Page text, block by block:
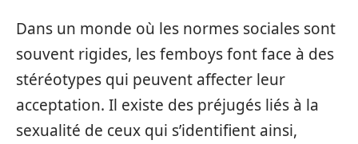
Dans un monde où les normes sociales sont
souvent rigides, les femboys font face à des
stéréotypes qui peuvent affecter leur
acceptation. Il existe des préjugés liés à la
sexualité de ceux qui s’identifient ainsi,